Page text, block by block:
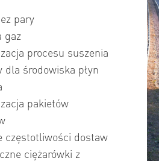
pary
gaz
procesu suszenia
dla środowiska płyn
pakietów
częstotliwości dostaw
ciężarówki z